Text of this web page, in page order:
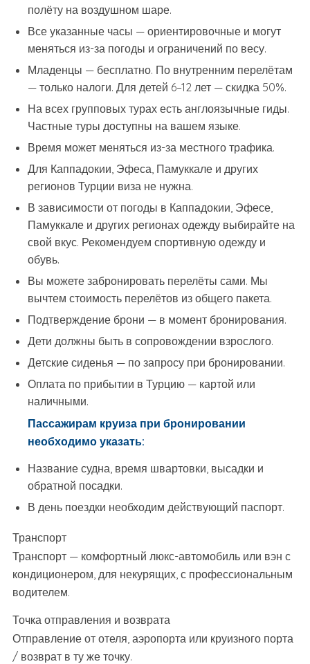
полёту на воздушном шаре.
Все указанные часы — ориентировочные и могут
меняться из-за погоды и ограничений по весу.
Младенцы — бесплатно. По внутренним перелётам
— только налоги. Для детей 6–12 лет — скидка 50%.
На всех групповых турах есть англоязычные гиды.
Частные туры доступны на вашем языке.
Время может меняться из-за местного трафика.
Для Каппадокии, Эфеса, Памуккале и других
регионов Турции виза не нужна.
В зависимости от погоды в Каппадокии, Эфесе,
Памуккале и других регионах одежду выбирайте на
свой вкус. Рекомендуем спортивную одежду и
обувь.
Вы можете забронировать перелёты сами. Мы
вычтем стоимость перелётов из общего пакета.
Подтверждение брони — в момент бронирования.
Дети должны быть в сопровождении взрослого.
Детские сиденья — по запросу при бронировании.
Оплата по прибытии в Турцию — картой или
наличными.
Пассажирам круиза при бронировании
необходимо указать:
Название судна, время швартовки, высадки и
обратной посадки.
В день поездки необходим действующий паспорт.
Транспорт
Транспорт — комфортный люкс-автомобиль или вэн с
кондиционером, для некурящих, с профессиональным
водителем.
Точка отправления и возврата
Отправление от отеля, аэропорта или круизного порта
/ возврат в ту же точку.